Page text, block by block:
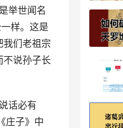
举世闻名
样。这是
我们老祖宗
不说孙子长
话必有
庄子》中